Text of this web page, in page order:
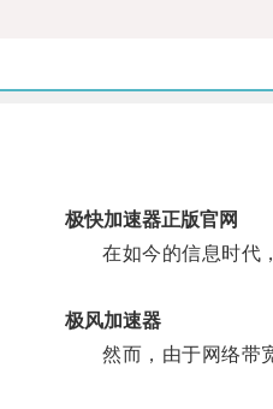
极快加速器正版官网
在如今的信息时代，
极风加速器
然而，由于网络带宽